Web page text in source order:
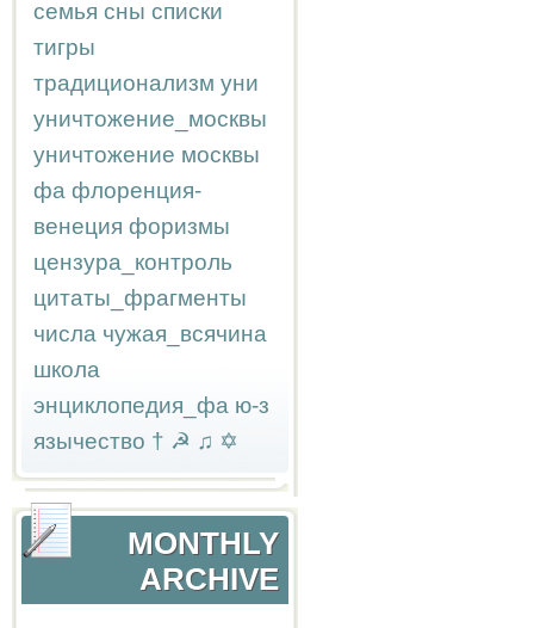
семья сны списки
тигры
традиционализм уни
уничтожение_москвы
уничтожение москвы
фа флоренция-
венеция форизмы
цензура_контроль
цитаты_фрагменты
числа чужая_всячина
школа
энциклопедия_фа ю-з
язычество † ☭ ♫ ✡
MONTHLY
ARCHIVE